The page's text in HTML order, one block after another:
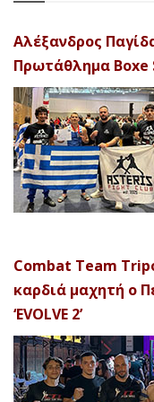
Αλέξανδρος
Πρωτάθλημα Boxe
Combat Team
καρδιά μαχητή ο
‘EVOLVE 2’